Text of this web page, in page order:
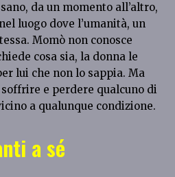
da un momento all’altro,
luogo dove l’umanità, un
Momò non conosce
cosa sia, la donna le
lui che non lo sappia. Ma
e perdere qualcuno di
a qualunque condizione.
a sé